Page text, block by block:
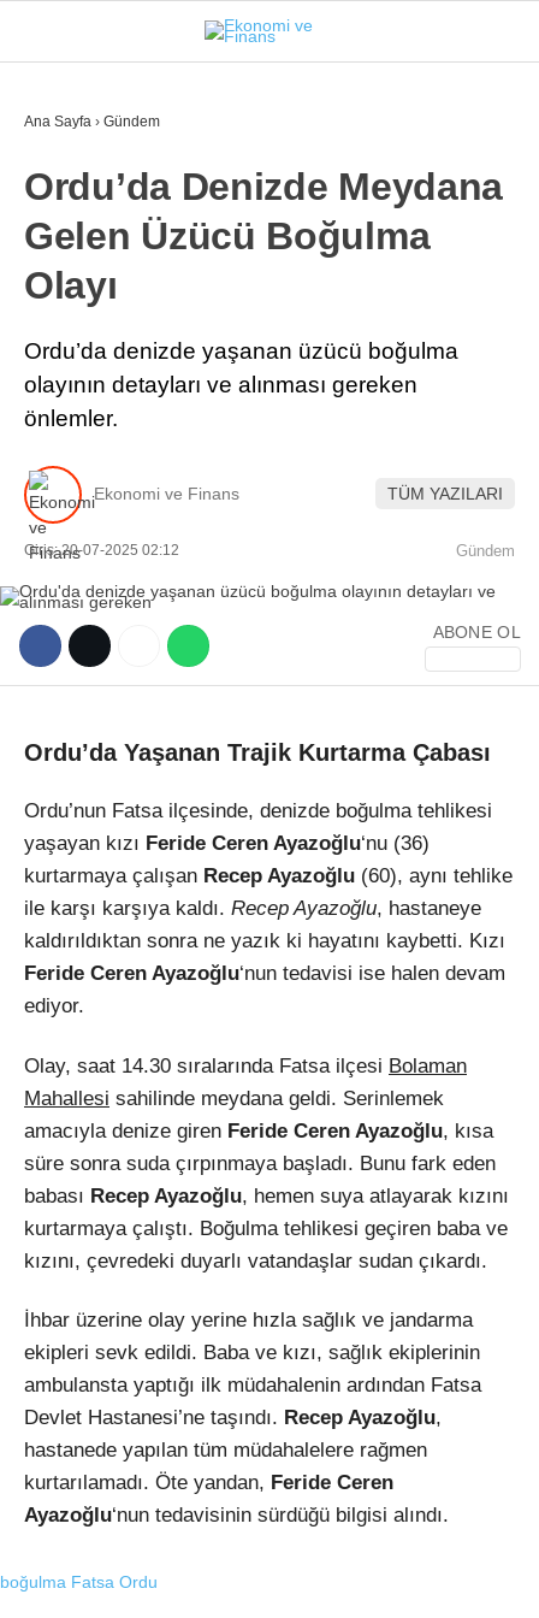
Facebook
Instagram
İSTANBUL
GÜNDEM
EKONOMI
FINANS
BORSA
KRIPTO
TEKNOLOJI
OTOMOBIL
Ana Sayfa › Gündem
Ordu’da Denizde Meydana
Gelen Üzücü Boğulma
Olayı
Ordu’da denizde yaşanan üzücü boğulma
olayının detayları ve alınması gereken
önlemler.
Ekonomi ve Finans TÜM YAZILARI
Giriş: 20-07-2025 02:12 Gündem
ABONE OL
Ordu’da Yaşanan Trajik Kurtarma Çabası
Ordu’nun Fatsa ilçesinde, denizde boğulma tehlikesi
yaşayan kızı Feride Ceren Ayazoğlu‘nu (36)
kurtarmaya çalışan Recep Ayazoğlu (60), aynı tehlike
ile karşı karşıya kaldı. Recep Ayazoğlu, hastaneye
kaldırıldıktan sonra ne yazık ki hayatını kaybetti. Kızı
Feride Ceren Ayazoğlu‘nun tedavisi ise halen devam
ediyor.
Olay, saat 14.30 sıralarında Fatsa ilçesi Bolaman
Mahallesi sahilinde meydana geldi. Serinlemek
amacıyla denize giren Feride Ceren Ayazoğlu, kısa
süre sonra suda çırpınmaya başladı. Bunu fark eden
babası Recep Ayazoğlu, hemen suya atlayarak kızını
kurtarmaya çalıştı. Boğulma tehlikesi geçiren baba ve
kızını, çevredeki duyarlı vatandaşlar sudan çıkardı.
İhbar üzerine olay yerine hızla sağlık ve jandarma
ekipleri sevk edildi. Baba ve kızı, sağlık ekiplerinin
ambulansta yaptığı ilk müdahalenin ardından Fatsa
Devlet Hastanesi’ne taşındı. Recep Ayazoğlu,
hastanede yapılan tüm müdahalelere rağmen
kurtarılamadı. Öte yandan, Feride Ceren
Ayazoğlu‘nun tedavisinin sürdüğü bilgisi alındı.
boğulma Fatsa Ordu